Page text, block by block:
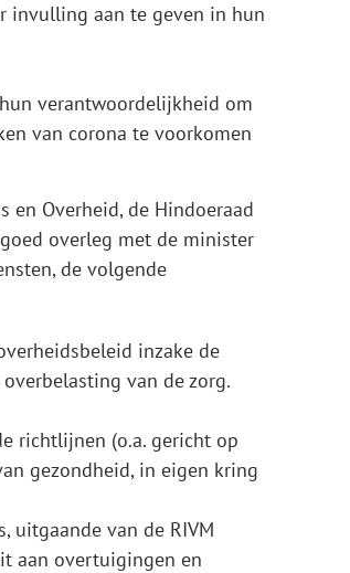
invulling aan te geven in hun
verantwoordelijkheid om
van corona te voorkomen
en Overheid, de Hindoeraad
overleg met de minister
de volgende
inzake de
van de zorg.
richtlijnen (o.a. gericht op
gezondheid, in eigen kring
uitgaande van de RIVM
aan overtuigingen en